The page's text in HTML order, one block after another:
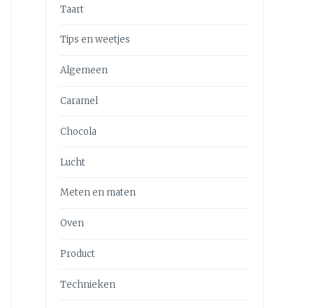
Taart
Tips en weetjes
Algemeen
Caramel
Chocola
Lucht
Meten en maten
Oven
Product
Technieken